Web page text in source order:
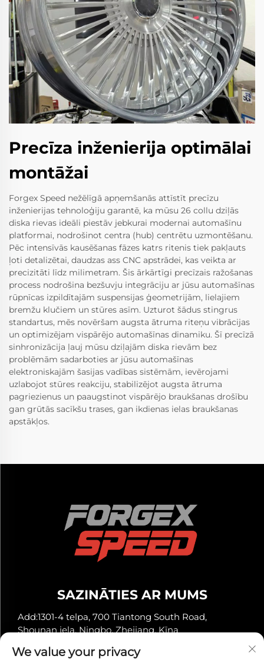
Precīza inženierija optimālai
montāžai
Forgex Speed nežēlīgā apņemšanās attīstīt precīzu
inženierijas tehnoloģiju garantē, ka mūsu 26 collu dziļās
diska rievas ideāli piestāv jebkurai modernai automašīnu
platformai, nodrošinot centra (hub) centrētu uzmontēšanu.
Pēc intensīvās kausēšanas fāzes katrs ritenis tiek pakļauts
ļoti detalizētai, daudzas ass CNC apstrādei, kas veikta ar
precizitāti līdz milimetram. Šis ārkārtīgi precīzais ražošanas
process nodrošina bezšuvju integrāciju ar jūsu automašīnas
rūpnīcas izpildītajām suspensijas ģeometrijām, lielajiem
bremžu klučiem un stūres asīm. Uzturot šādus stingrus
standartus, mēs novēršam augsta ātruma riteņu vibrācijas
un optimizējam vispārējo automašīnas dinamiku. Šī precīzā
sinhronizācija ļauj mūsu dziļajām diska rievām bez
problēmām sadarboties ar jūsu automašīnas
elektroniskajām šasijas vadības sistēmām, ievērojami
uzlabojot stūres reakciju, stabilizējot augsta ātruma
pagriezienus un paaugstinot vispārējo braukšanas drošību
gan grūtās sacīkšu trases, gan ikdienas ielas braukšanas
apstākļos.
SAZINĀTIES AR MUMS
Add:1301-4 telpa, 700 Tiantong South Road,
Shounan iela, Ningbo, Zhejiang, Ķīna
Tālrunis: +86-13929561315
We value your privacy